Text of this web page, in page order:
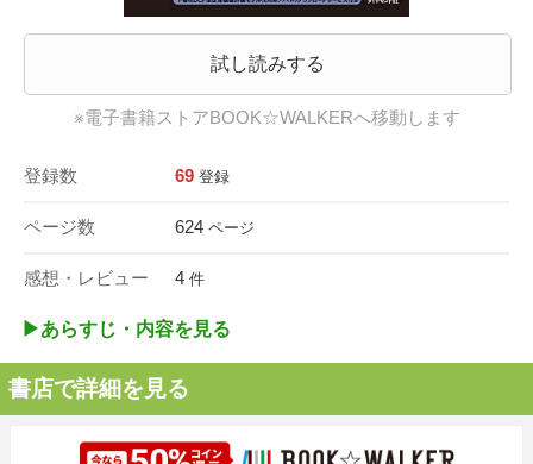
試し読みする
※電子書籍ストアBOOK☆WALKERへ移動します
登録数 69 登録
ページ数 624 ページ
感想・レビュー 4 件
▶︎あらすじ・内容を見る
書店で詳細を見る